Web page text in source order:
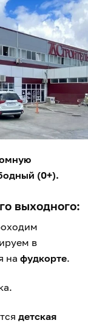
(0+).
выходного:
в
на фудкорте.
детская